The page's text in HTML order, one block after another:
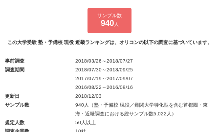
サンプル数
940人
この大学受験 塾・予備校 現役 近畿ランキングは、オリコンの以下の調査に基づいています。
事前調査
2018/03/26～2018/07/27
調査期間
2018/07/30～2018/09/25
2017/07/19～2017/09/07
2016/08/22～2016/09/16
更新日
2018/12/03
サンプル数
940人（塾・予備校 現役／難関大学特化型を含む首都圏・東
海・近畿調査における総サンプル数5,022人）
規定人数
50人以上